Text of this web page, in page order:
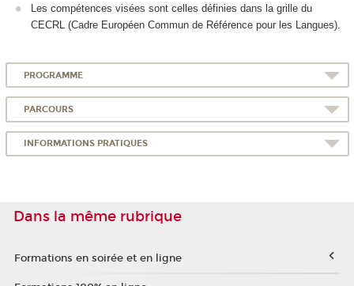
Les compétences visées sont celles définies dans la grille du
CECRL (Cadre Européen Commun de Référence pour les Langues).
PROGRAMME
PARCOURS
INFORMATIONS PRATIQUES
Dans la même rubrique
Formations en soirée et en ligne